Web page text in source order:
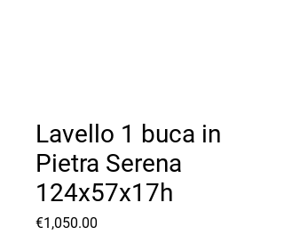
Lavello 1 buca in
Pietra Serena
124x57x17h
€1,050.00